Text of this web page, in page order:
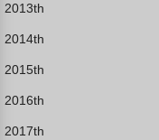
2013th
2014th
2015th
2016th
2017th